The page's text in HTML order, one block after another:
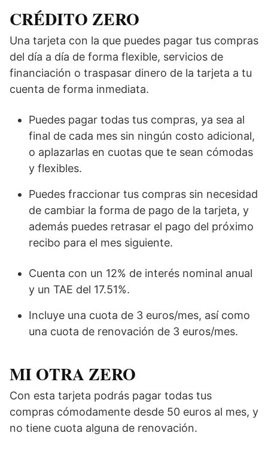
CRÉDITO ZERO
Una tarjeta con la que puedes pagar tus compras
del día a día de forma flexible, servicios de
financiación o traspasar dinero de la tarjeta a tu
cuenta de forma inmediata.
Puedes pagar todas tus compras, ya sea al
final de cada mes sin ningún costo adicional,
o aplazarlas en cuotas que te sean cómodas
y flexibles.
Puedes fraccionar tus compras sin necesidad
de cambiar la forma de pago de la tarjeta, y
además puedes retrasar el pago del próximo
recibo para el mes siguiente.
Cuenta con un 12% de interés nominal anual
y un TAE del 17.51%.
Incluye una cuota de 3 euros/mes, así como
una cuota de renovación de 3 euros/mes.
MI OTRA ZERO
Con esta tarjeta podrás pagar todas tus
compras cómodamente desde 50 euros al mes, y
no tiene cuota alguna de renovación.